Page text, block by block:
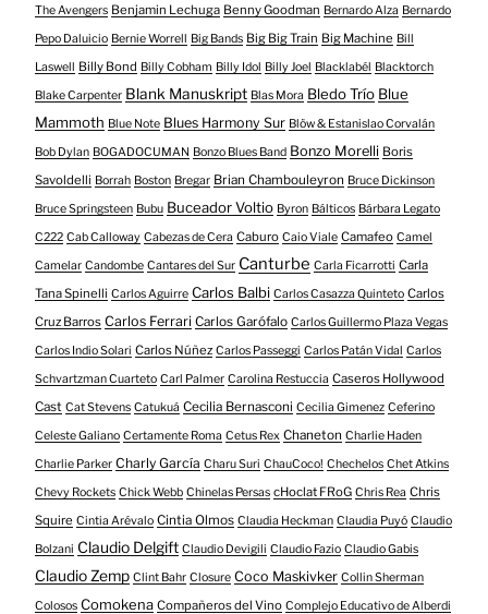
The Avengers Benjamin Lechuga Benny Goodman Bernardo Alza Bernardo
Pepo Daluicio Bernie Worrell Big Bands Big Big Train Big Machine Bill
Laswell Billy Bond Billy Cobham Billy Idol Billy Joel Blacklabél Blacktorch
Blake Carpenter Blank Manuskript Blas Mora Bledo Trío Blue
Mammoth Blue Note Blues Harmony Sur Blöw & Estanislao Corvalán
Bob Dylan BOGADOCUMAN Bonzo Blues Band Bonzo Morelli Boris
Savoldelli Borrah Boston Bregar Brian Chambouleyron Bruce Dickinson
Bruce Springsteen Bubu Buceador Voltio Byron Bálticos Bárbara Legato
C222 Cab Calloway Cabezas de Cera Caburo Caio Viale Camafeo Camel
Camelar Candombe Cantares del Sur Canturbe Carla Ficarrotti Carla
Tana Spinelli Carlos Aguirre Carlos Balbi Carlos Casazza Quinteto Carlos
Cruz Barros Carlos Ferrari Carlos Garófalo Carlos Guillermo Plaza Vegas
Carlos Indio Solari Carlos Núñez Carlos Passeggi Carlos Patán Vidal Carlos
Schvartzman Cuarteto Carl Palmer Carolina Restuccia Caseros Hollywood
Cast Cat Stevens Catukuá Cecilia Bernasconi Cecilia Gimenez Ceferino
Celeste Galiano Certamente Roma Cetus Rex Chaneton Charlie Haden
Charlie Parker Charly García Charu Suri ChauCoco! Chechelos Chet Atkins
Chevy Rockets Chick Webb Chinelas Persas cHoclat FRoG Chris Rea Chris
Squire Cintia Arévalo Cintia Olmos Claudia Heckman Claudia Puyó Claudio
Bolzani Claudio Delgift Claudio Devigili Claudio Fazio Claudio Gabis
Claudio Zemp Clint Bahr Closure Coco Maskivker Collin Sherman
Colosos Comokena Compañeros del Vino Complejo Educativo de Alberdi